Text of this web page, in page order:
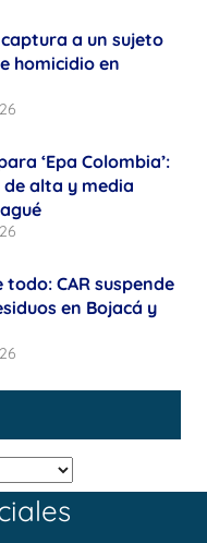
a un sujeto
homicidio en
‘Epa Colombia’:
alta y media
CAR suspende
en Bojacá y